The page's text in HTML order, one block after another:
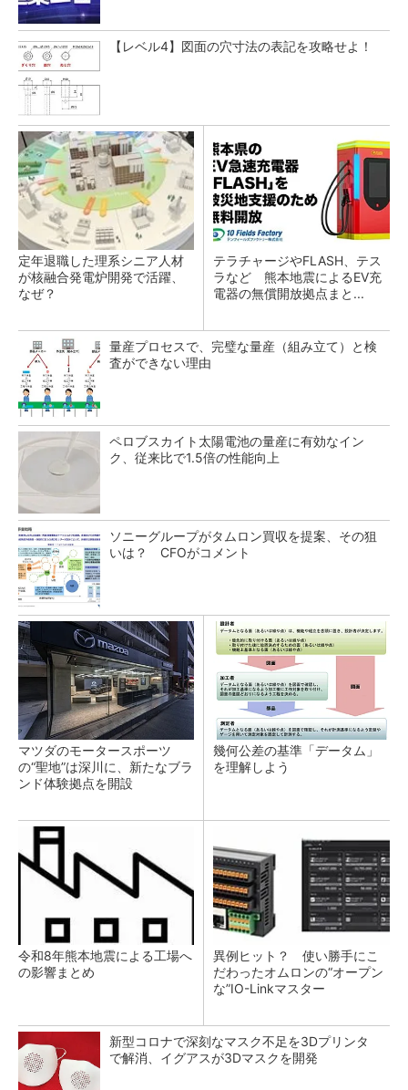
【レベル4】図面の穴寸法の表記を攻略せよ！
定年退職した理系シニア人材
が核融合発電炉開発で活躍、
なぜ？
テラチャージやFLASH、テス
ラなど 熊本地震によるEV充
電器の無償開放拠点まと...
量産プロセスで、完璧な量産（組み立て）と検
査ができない理由
ペロブスカイト太陽電池の量産に有効なイン
ク、従来比で1.5倍の性能向上
ソニーグループがタムロン買収を提案、その狙
いは？ CFOがコメント
マツダのモータースポーツ
の“聖地”は深川に、新たなブラ
ンド体験拠点を開設
幾何公差の基準「データム」
を理解しよう
令和8年熊本地震による工場へ
の影響まとめ
異例ヒット？ 使い勝手にこ
だわったオムロンの“オープン
な”IO-Linkマスター
新型コロナで深刻なマスク不足を3Dプリンタ
で解消、イグアスが3Dマスクを開発